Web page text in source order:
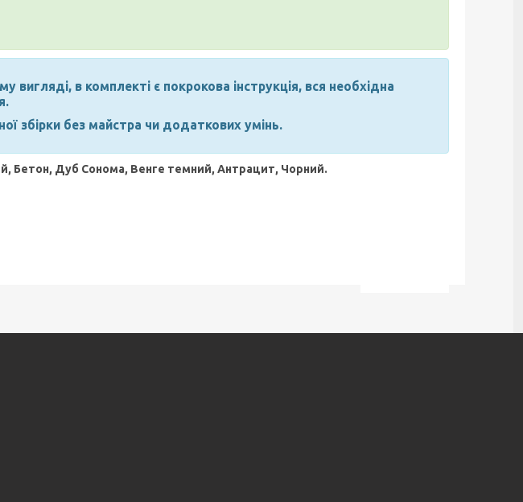
вигляді, в комплекті є покрокова інструкція, вся необхідна
збірки без майстра чи додаткових умінь.
Бетон, Дуб Сонома, Венге темний, Антрацит, Чорний.